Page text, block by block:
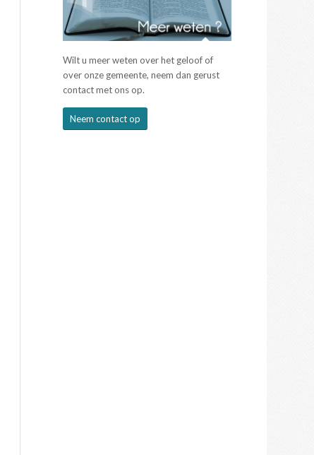
Wilt u meer weten over het geloof of
over onze gemeente, neem dan gerust
contact met ons op.
Neem contact op